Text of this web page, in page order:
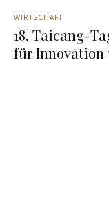
WIRTSCHAFT
18. Taicang-
für Innovation